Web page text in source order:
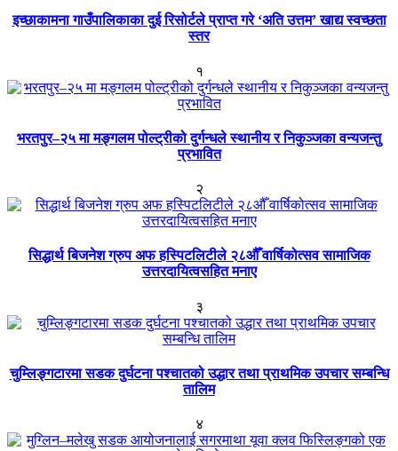
इच्छाकामना गाउँपालिकाका दुई रिसोर्टले प्राप्त गरे ‘अति उत्तम’ खाद्य स्वच्छता
स्तर
१
भरतपुर–२५ मा मङ्गलम पोल्ट्रीको दुर्गन्धले स्थानीय र निकुञ्जका वन्यजन्तु
प्रभावित
२
सिद्धार्थ बिजनेश ग्रुप अफ हस्पिटलिटीले २८औँ वार्षिकोत्सव सामाजिक
उत्तरदायित्वसहित मनाए
३
चुम्लिङ्गटारमा सडक दुर्घटना पश्चातको उद्धार तथा प्राथमिक उपचार सम्बन्धि
तालिम
४